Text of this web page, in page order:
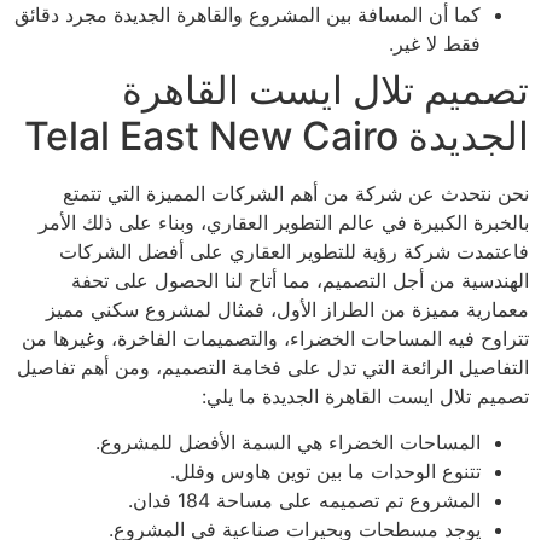
كما أن المسافة بين المشروع والقاهرة الجديدة مجرد دقائق
فقط لا غير.
تصميم تلال ايست القاهرة
الجديدة Telal East New Cairo
نحن نتحدث عن شركة من أهم الشركات المميزة التي تتمتع
بالخبرة الكبيرة في عالم التطوير العقاري، وبناء على ذلك الأمر
فاعتمدت شركة رؤية للتطوير العقاري على أفضل الشركات
الهندسية من أجل التصميم، مما أتاح لنا الحصول على تحفة
معمارية مميزة من الطراز الأول، فمثال لمشروع سكني مميز
تتراوح فيه المساحات الخضراء، والتصميمات الفاخرة، وغيرها من
التفاصيل الرائعة التي تدل على فخامة التصميم، ومن أهم تفاصيل
تصميم تلال ايست القاهرة الجديدة ما يلي:
المساحات الخضراء هي السمة الأفضل للمشروع.
تتنوع الوحدات ما بين توين هاوس وفلل.
المشروع تم تصميمه على مساحة 184 فدان.
يوجد مسطحات وبحيرات صناعية في المشروع.